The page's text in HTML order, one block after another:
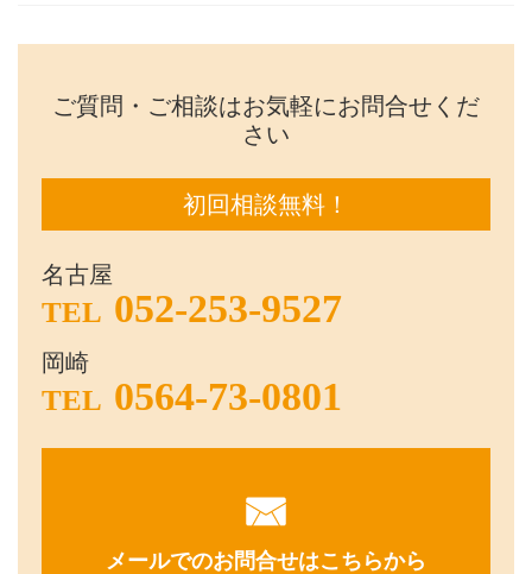
ご質問・ご相談はお気軽にお問合せくだ
さい
初回相談無料！
名古屋
TEL 052-253-9527
岡崎
TEL 0564-73-0801
メールでのお問合せはこちらから